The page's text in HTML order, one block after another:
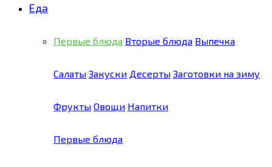
Еда
Первые блюда Вторые блюда Выпечка
Салаты Закуски Десерты Заготовки на зиму
Фрукты Овощи Напитки
Первые блюда